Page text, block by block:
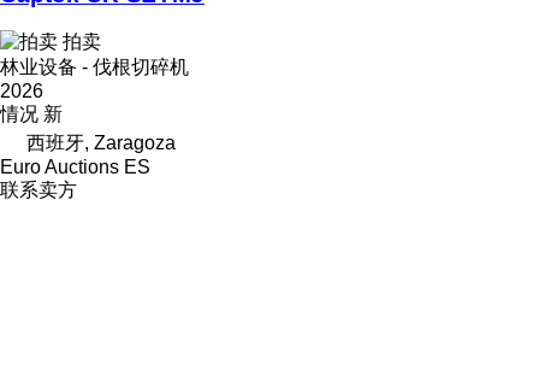
拍卖
林业设备 - 伐根切碎机
2026
情况 新
西班牙, Zaragoza
Euro Auctions ES
联系卖方